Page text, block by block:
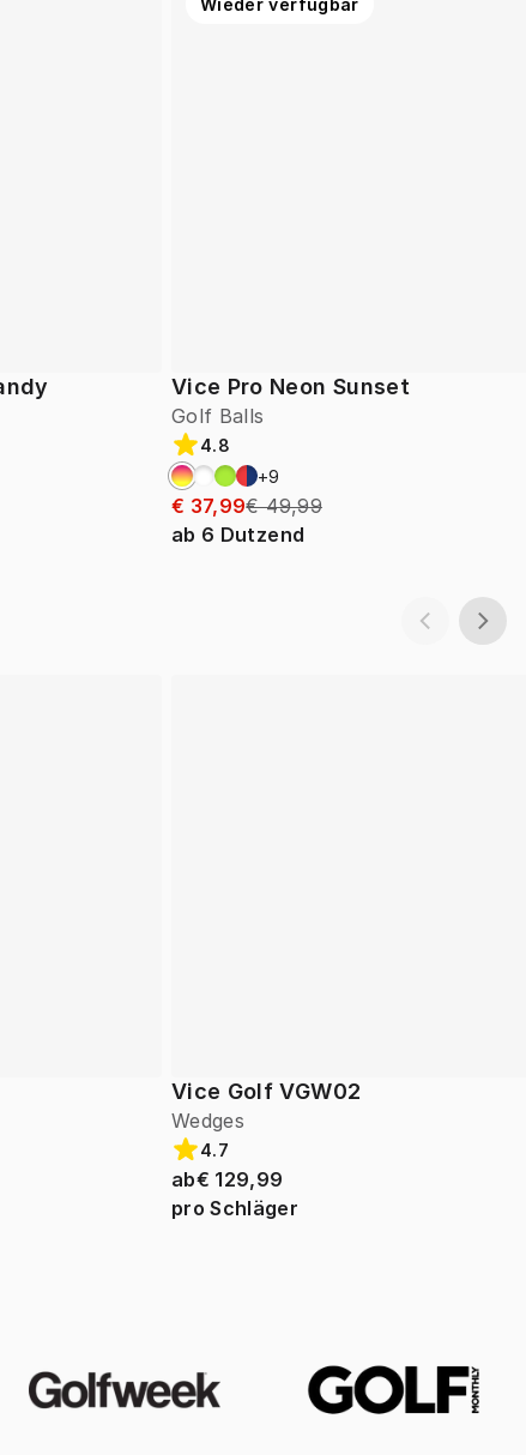
Vice Pro Neon Sunset
Golf Balls
Wieder verfügbar
4.8
+9
€ 37,99€ 49,99
ab 6 Dutzend
Vice Golf VGW02
Wedges
4.7
ab€ 129,99
pro Schläger